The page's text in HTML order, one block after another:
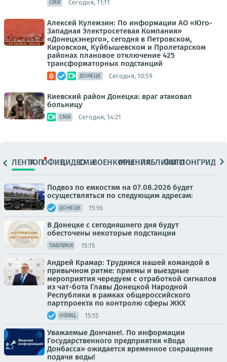
СМИ Сегодня, 11:11
Алексей Кулемзин: По информации АО «Юго-
Западная Электросетевая Компания»
«Донецкэнерго», сегодня в Петровском,
Кировском, Куйбышевском и Пролетарском
районах плановое отключение 425
трансформаторных подстанций
ДОНЕЦК Сегодня, 10:59
Киевский район Донецка: враг атаковал
больницу
СМИ Сегодня, 14:21
ЛЕНТАТОПОФИЦ.ВИДЕОСМИВОЕНКОРЫМНЕНИЯПАБЛИКИ
ФОТОЛОНГРИДЫ
Подвоз по емкостям на 07.08.2026 будет
осуществляться по следующим адресам:
ДОНЕЦК 15:16
В Донецке с сегодняшнего дня будут
обесточены некоторые подстанции
ПАБЛИКИ 15:15
Андрей Крамар: Трудимся нашей командой в
привычном ритме: приемы и выездные
мероприятия чередуем с отработкой сигналов
из чат-бота Главы Донецкой Народной
Республики в рамках общероссийского
партпроекта по контролю сферы ЖКХ
ОФИЦ. 15:15
Уважаемые Дончане!. По информации
Государственного предприятия «Вода
Донбасса» ожидается временное сокращение
подачи воды!